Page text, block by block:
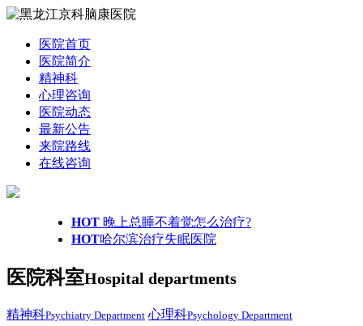
医院首页
医院简介
精神科
心理咨询
医院动态
最新公告
来院路线
在线咨询
HOT 晚上总睡不着觉怎么治疗?
HOT哈尔滨治疗失眠医院
医院科室Hospital departments
精神科Psychiatry Department 心理科Psychology Department